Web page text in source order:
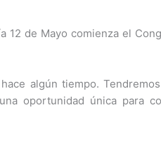
de Mayo comienza el
algún tiempo.
oportunidad única para